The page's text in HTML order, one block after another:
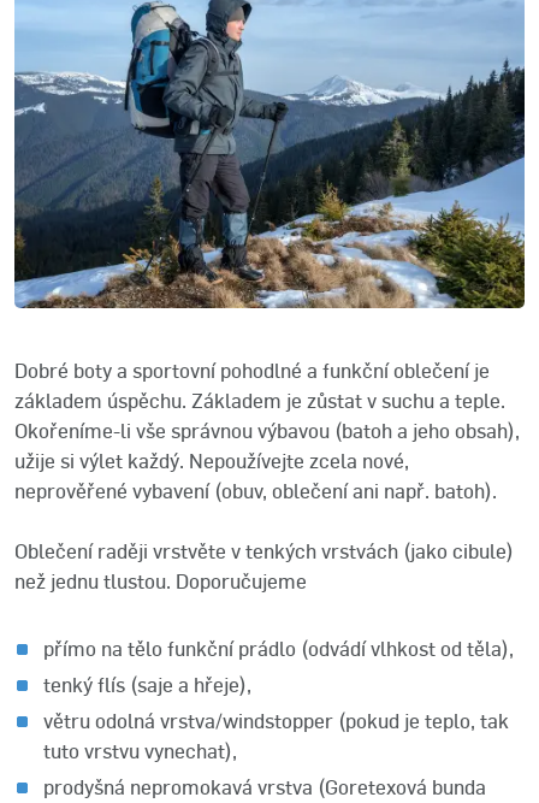
Dobré boty a sportovní pohodlné a funkční oblečení je
základem úspěchu. Základem je zůstat v suchu a teple.
Okořeníme-li vše správnou výbavou (batoh a jeho obsah),
užije si výlet každý. Nepoužívejte zcela nové,
neprověřené vybavení (obuv, oblečení ani např. batoh).
Oblečení raději vrstvěte v tenkých vrstvách (jako cibule)
než jednu tlustou. Doporučujeme
přímo na tělo funkční prádlo (odvádí vlhkost od těla),
tenký flís (saje a hřeje),
větru odolná vrstva/windstopper (pokud je teplo, tak
tuto vrstvu vynechat),
prodyšná nepromokavá vrstva (Goretexová bunda